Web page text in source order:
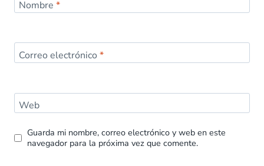
Nombre *
Correo electrónico *
Web
Guarda mi nombre, correo electrónico y web en este
navegador para la próxima vez que comente.